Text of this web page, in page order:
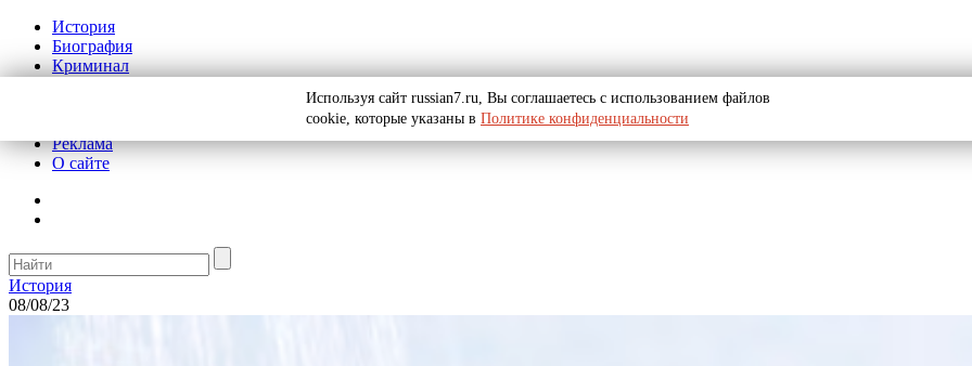
История
Биография
Криминал
Реклама
О сайте
История
08/08/23
Используя сайт russian7.ru, Вы соглашаетесь с использованием файлов
cookie, которые указаны в Политике конфиденциальности